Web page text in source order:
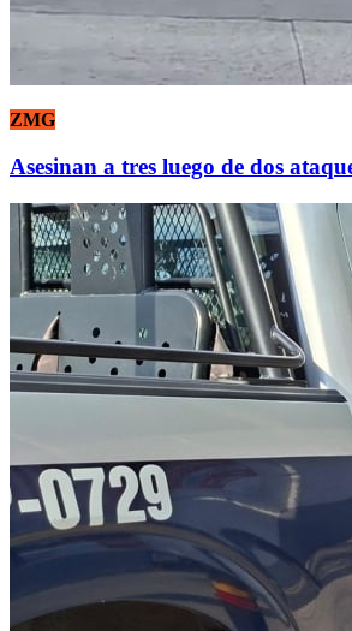
ZMG
Asesinan a tres luego de dos